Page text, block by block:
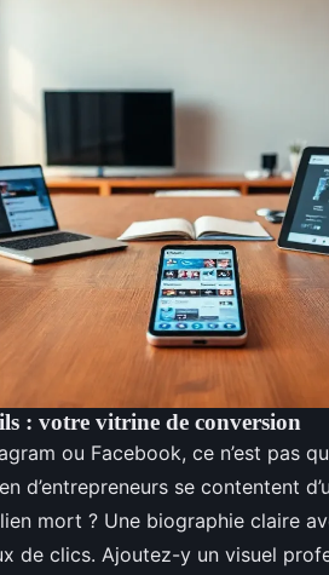
: votre vitrine de conversion
ou Facebook, ce n’est pas
d’entrepreneurs se contentent
mort ? Une biographie claire
de clics. Ajoutez-y un visuel